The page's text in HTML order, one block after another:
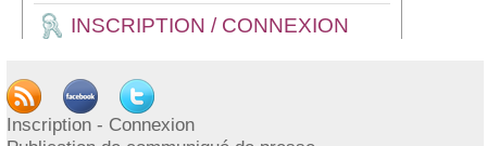
INSCRIPTION / CONNEXION
Inscription - Connexion